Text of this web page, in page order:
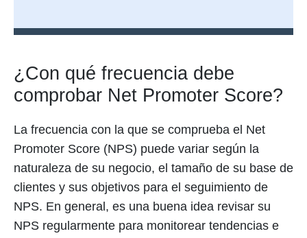
¿Con qué frecuencia debe
comprobar Net Promoter Score?
La frecuencia con la que se comprueba el Net
Promoter Score (NPS) puede variar según la
naturaleza de su negocio, el tamaño de su base de
clientes y sus objetivos para el seguimiento de
NPS. En general, es una buena idea revisar su
NPS regularmente para monitorear tendencias e